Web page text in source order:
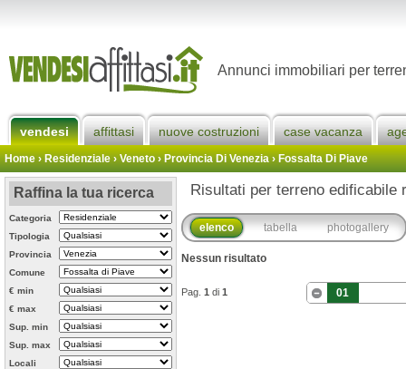
Annunci immobiliari per
vendesi affittasi nuove costruzioni case vacanza
Home› Residenziale › Veneto ›Provincia Di Venezia›Fossalta Di Piave
Raffina la tua ricerca
Categoria
Tipologia
Provincia
Comune
€ min
€ max
Sup. min
Sup. max
Locali
Risultati per terreno edificabile
elenco tabella photogallery
Nessun risultato
Pag. 1 di 1 01